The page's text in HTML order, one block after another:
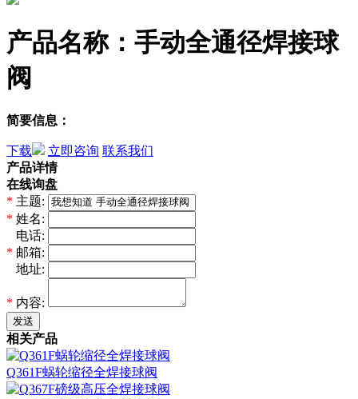
产品名称：手动全通径焊接球
阀
简要信息：
下载 立即咨询 联系我们
产品详情
在线询盘
主题:
姓名:
电话:
邮箱:
地址:
*内容:
发送
相关产品
Q361F蜗轮缩径全焊接球阀